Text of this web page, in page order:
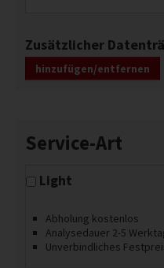
Zusätzlicher
hinzufügen/entfernen
Service-Art
Light
Abholung kostenlos
Analysedauer 2-5
Unverbindliches